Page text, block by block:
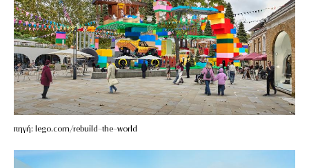
πηγή: lego.com/rebuild-the-world